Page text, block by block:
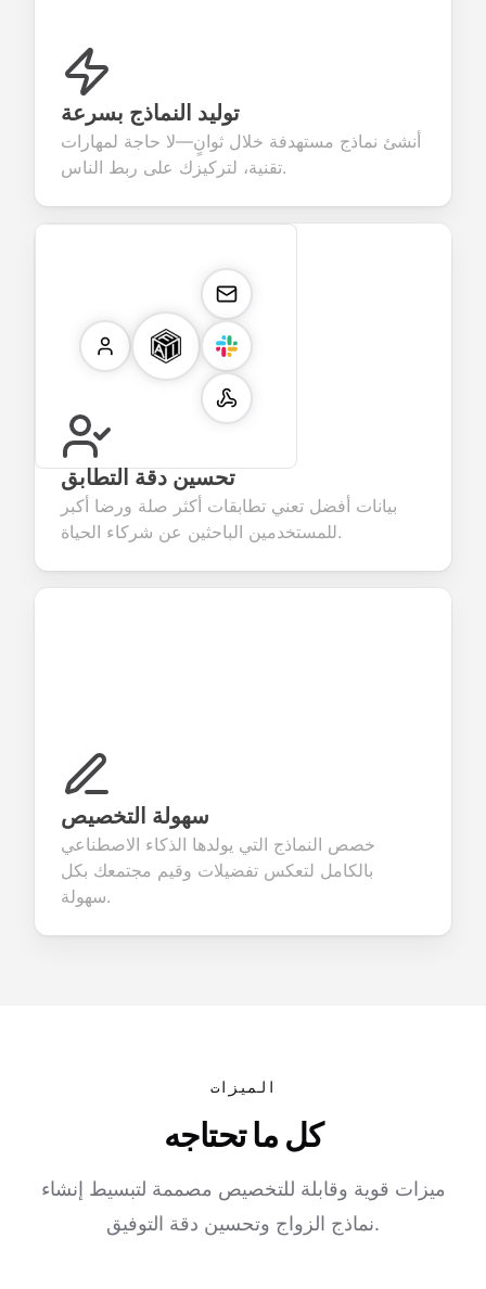
توليد النماذج بسرعة
أنشئ نماذج مستهدفة خلال ثوانٍ—لا حاجة لمهارات
تقنية، لتركيزك على ربط الناس.
تحسين دقة التطابق
بيانات أفضل تعني تطابقات أكثر صلة ورضا أكبر
للمستخدمين الباحثين عن شركاء الحياة.
سهولة التخصيص
خصص النماذج التي يولدها الذكاء الاصطناعي
بالكامل لتعكس تفضيلات وقيم مجتمعك بكل
سهولة.
الميزات
كل ما تحتاجه
ميزات قوية وقابلة للتخصيص مصممة لتبسيط إنشاء
نماذج الزواج وتحسين دقة التوفيق.